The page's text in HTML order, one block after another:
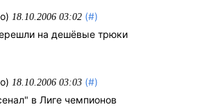
18.10.2006 03:02 (#)
на дешёвые трюки
18.10.2006 03:03 (#)
в Лиге чемпионов